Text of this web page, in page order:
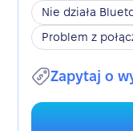
Nie działa
Problem z
Zapytaj o